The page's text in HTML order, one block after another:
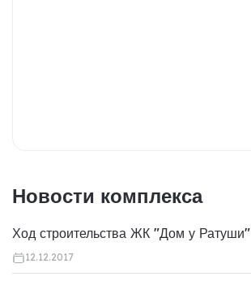
Новости комплекса
Ход строительства ЖК "Дом у Ратуши"
12.12.2017